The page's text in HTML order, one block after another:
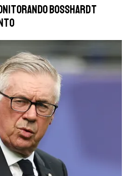
Bosshardt